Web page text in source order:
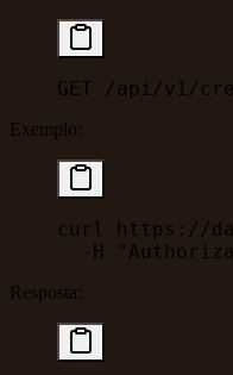
GET /api/v1/
Exemplo:
curl
https://
  -H
Resposta: